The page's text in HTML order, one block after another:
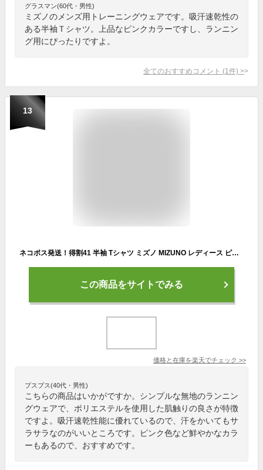
グラスマン(60代・男性)
ミズノのメンズ用トレーニングウェアです。吸汗速乾性の
ある半袖Ｔシャツ。上品なピンクカラーですし、ランニン
グ用にぴったりですよ。
全てのおすすめコメント (1 件) >
13
ネコポス発送！得割41 半袖 Tシャツ ミズノ MIZUNO レディース ピンク BS Tシャツ ソデRBロゴ ランニング ジョギング トレーニング ジム ウェア スポーツウェア
この商品をサイトでみる
価格と在庫を楽天でチェック >>
プスプス(40代・男性)
こちらの商品はいかがですか。シンプルな無地のランニン
グウェアで、ポリエステルを使用した肌触りの良さが特徴
ですよ。吸汗速乾性能に優れているので、汗をかいてもサ
ラサラなのがいいところです。ピンク色など鮮やかなカラ
ーもあるので、おすすめです。